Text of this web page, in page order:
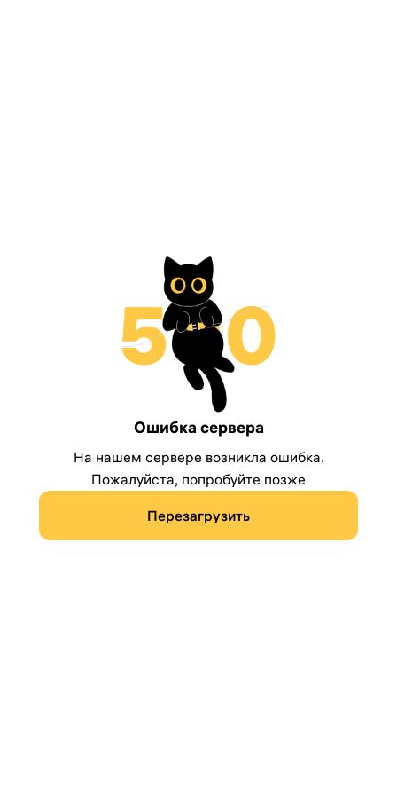
Ошибка сервера
На нашем сервере возникла ошибка.
Пожалуйста, попробуйте позже
Перезагрузить